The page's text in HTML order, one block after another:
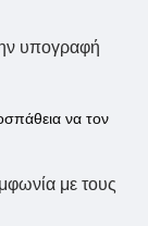
υπογραφή
να τον
με τους